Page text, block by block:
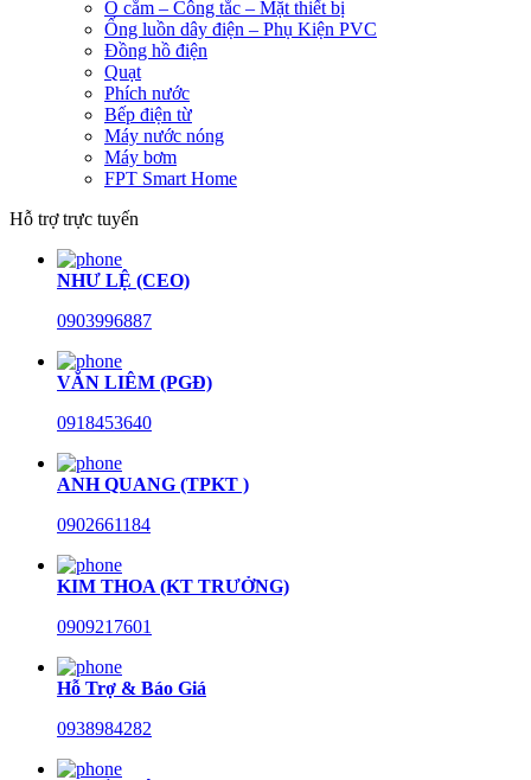
Ổ cắm – Công tắc – Mặt thiết bị
Ống luồn dây điện – Phụ Kiện PVC
Đồng hồ điện
Quạt
Phích nước
Bếp điện từ
Máy nước nóng
Máy bơm
FPT Smart Home
Hỗ trợ trực tuyến
NHƯ LỆ (CEO)
0903996887
VĂN LIÊM (PGĐ)
0918453640
ANH QUANG (TPKT )
0902661184
KIM THOA (KT TRƯỞNG)
0909217601
Hỗ Trợ & Báo Giá
0938984282